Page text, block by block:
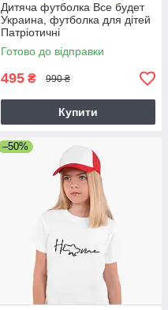
Дитяча футболка Все будет
Украина, футболка для дітей
Патріотичні
Готово до відправки
495 ₴ 990 ₴
Купити
–50%